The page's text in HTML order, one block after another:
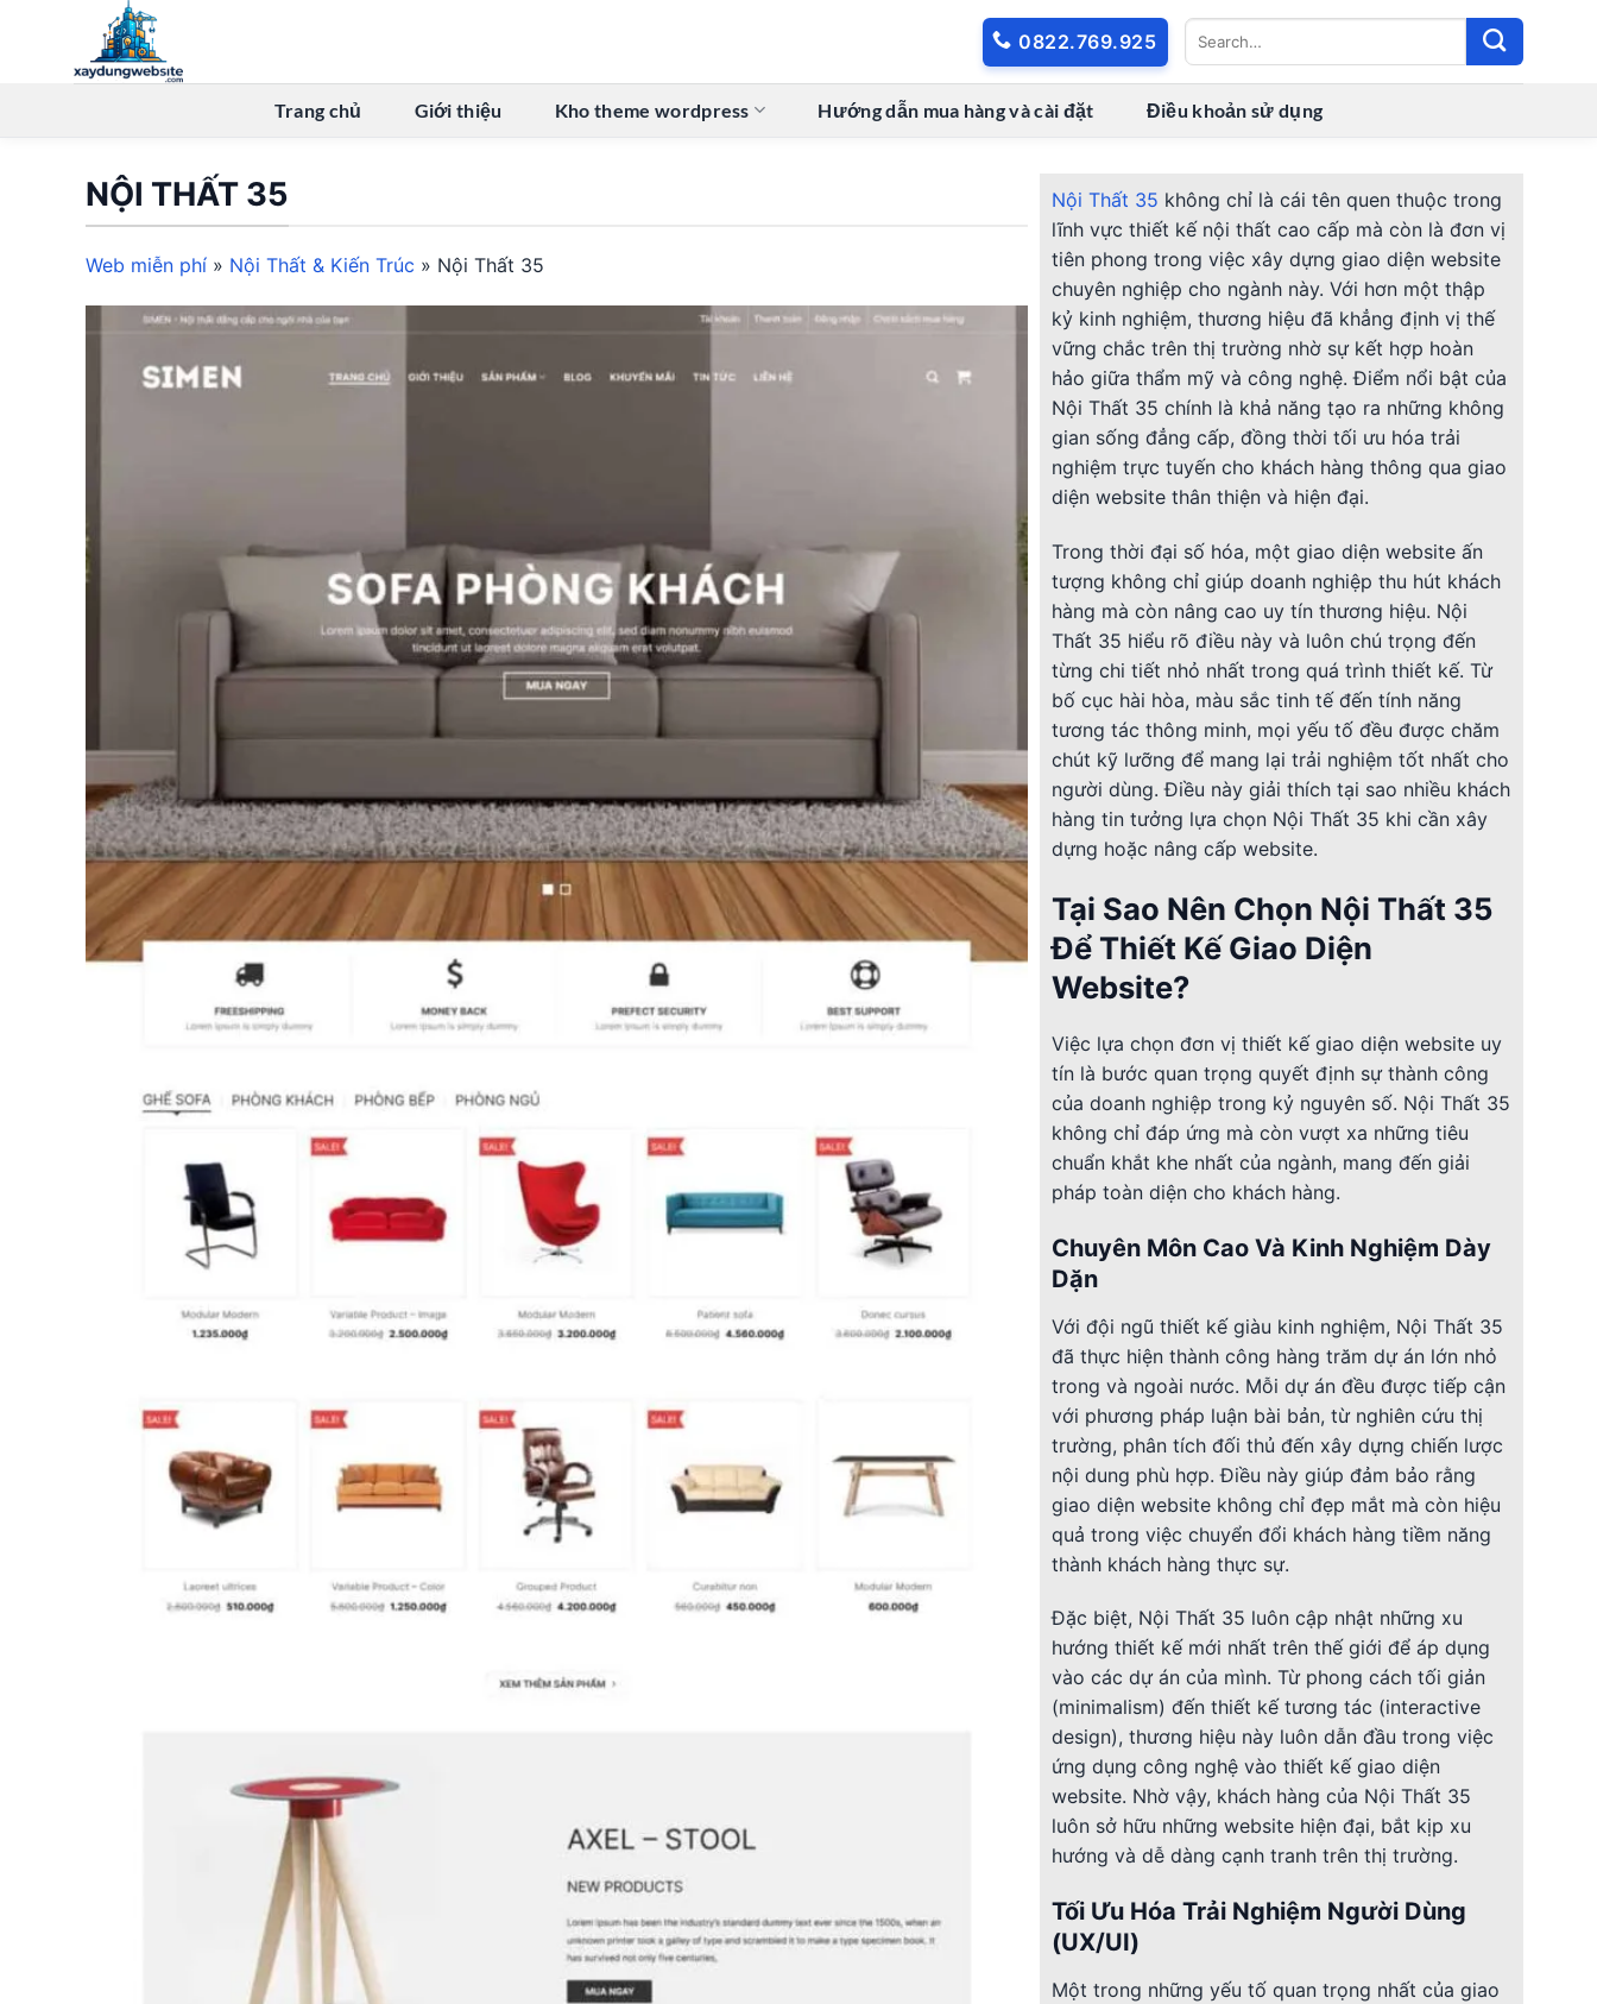
0822.769.925
Trang chủ Giới thiệu Kho theme wordpress Hướng dẫn mua hàng và cài đặt Điều khoản sử dụng
NỘI THẤT 35
Web miễn phí » Nội Thất & Kiến Trúc » Nội Thất 35
Nội Thất 35 không chỉ là cái tên quen thuộc trong
lĩnh vực thiết kế nội thất cao cấp mà còn là đơn vị
tiên phong trong việc xây dựng giao diện website
chuyên nghiệp cho ngành này. Với hơn một thập
kỷ kinh nghiệm, thương hiệu đã khẳng định vị thế
vững chắc trên thị trường nhờ sự kết hợp hoàn
hảo giữa thẩm mỹ và công nghệ. Điểm nổi bật của
Nội Thất 35 chính là khả năng tạo ra những không
gian sống đẳng cấp, đồng thời tối ưu hóa trải
nghiệm trực tuyến cho khách hàng thông qua giao
diện website thân thiện và hiện đại.
Trong thời đại số hóa, một giao diện website ấn
tượng không chỉ giúp doanh nghiệp thu hút khách
hàng mà còn nâng cao uy tín thương hiệu. Nội
Thất 35 hiểu rõ điều này và luôn chú trọng đến
từng chi tiết nhỏ nhất trong quá trình thiết kế. Từ
bố cục hài hòa, màu sắc tinh tế đến tính năng
tương tác thông minh, mọi yếu tố đều được chăm
chút kỹ lưỡng để mang lại trải nghiệm tốt nhất cho
người dùng. Điều này giải thích tại sao nhiều khách
hàng tin tưởng lựa chọn Nội Thất 35 khi cần xây
dựng hoặc nâng cấp website.
Tại Sao Nên Chọn Nội Thất 35
Để Thiết Kế Giao Diện
Website?
Việc lựa chọn đơn vị thiết kế giao diện website uy
tín là bước quan trọng quyết định sự thành công
của doanh nghiệp trong kỷ nguyên số. Nội Thất 35
không chỉ đáp ứng mà còn vượt xa những tiêu
chuẩn khắt khe nhất của ngành, mang đến giải
pháp toàn diện cho khách hàng.
Chuyên Môn Cao Và Kinh Nghiệm Dày
Dặn
Với đội ngũ thiết kế giàu kinh nghiệm, Nội Thất 35
đã thực hiện thành công hàng trăm dự án lớn nhỏ
trong và ngoài nước. Mỗi dự án đều được tiếp cận
với phương pháp luận bài bản, từ nghiên cứu thị
trường, phân tích đối thủ đến xây dựng chiến lược
nội dung phù hợp. Điều này giúp đảm bảo rằng
giao diện website không chỉ đẹp mắt mà còn hiệu
quả trong việc chuyển đổi khách hàng tiềm năng
thành khách hàng thực sự.
Đặc biệt, Nội Thất 35 luôn cập nhật những xu
hướng thiết kế mới nhất trên thế giới để áp dụng
vào các dự án của mình. Từ phong cách tối giản
(minimalism) đến thiết kế tương tác (interactive
design), thương hiệu này luôn dẫn đầu trong việc
ứng dụng công nghệ vào thiết kế giao diện
website. Nhờ vậy, khách hàng của Nội Thất 35
luôn sở hữu những website hiện đại, bắt kịp xu
hướng và dễ dàng cạnh tranh trên thị trường.
Tối Ưu Hóa Trải Nghiệm Người Dùng
(UX/UI)
Một trong những yếu tố quan trọng nhất của giao